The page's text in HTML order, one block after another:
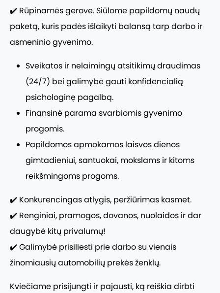
✔️ Rūpinamės gerove. Siūlome papildomų naudų
paketą, kuris padės išlaikyti balansą tarp darbo ir
asmeninio gyvenimo.
Sveikatos ir nelaimingų atsitikimų draudimas
(24/7) bei galimybė gauti konfidencialią
psichologinę pagalbą.
Finansinė parama svarbiomis gyvenimo
progomis.
Papildomos apmokamos laisvos dienos
gimtadieniui, santuokai, mokslams ir kitoms
reikšmingoms progoms.
✔️ Konkurencingas atlygis, peržiūrimas kasmet.
✔️ Renginiai, pramogos, dovanos, nuolaidos ir dar
daugybė kitų privalumų!
✔️ Galimybė prisiliesti prie darbo su vienais
žinomiausių automobilių prekės ženklų.
Kviečiame prisijungti ir pajausti, ką reiškia dirbti